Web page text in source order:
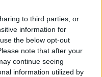
to third parties, or
information for
the below opt-out
note that after your
continue seeing
information utilized by